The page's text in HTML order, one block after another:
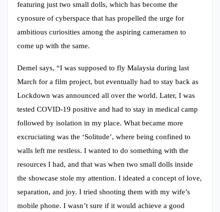
featuring just two small dolls, which has become the
cynosure of cyberspace that has propelled the urge for
ambitious curiosities among the aspiring cameramen to
come up with the same.
Demel says, “I was supposed to fly Malaysia during last
March for a film project, but eventually had to stay back as
Lockdown was announced all over the world. Later, I was
tested COVID-19 positive and had to stay in medical camp
followed by isolation in my place. What became more
excruciating was the ‘Solitude’, where being confined to
walls left me restless. I wanted to do something with the
resources I had, and that was when two small dolls inside
the showcase stole my attention. I ideated a concept of love,
separation, and joy. I tried shooting them with my wife’s
mobile phone. I wasn’t sure if it would achieve a good